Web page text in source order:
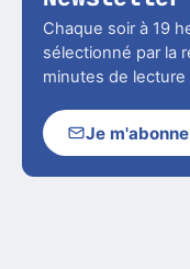
Chaque soir à 19
sélectionné par la
minutes de
Je